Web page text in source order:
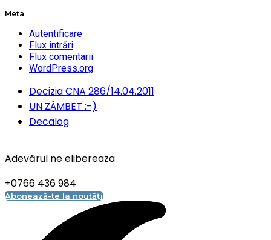
Meta
Autentificare
Flux intrări
Flux comentarii
WordPress.org
Decizia CNA 286/14.04.2011
UN ZÂMBET :-)
Decalog
Adevărul ne elibereaza
+0766 436 984
Abonează-te la noutăți